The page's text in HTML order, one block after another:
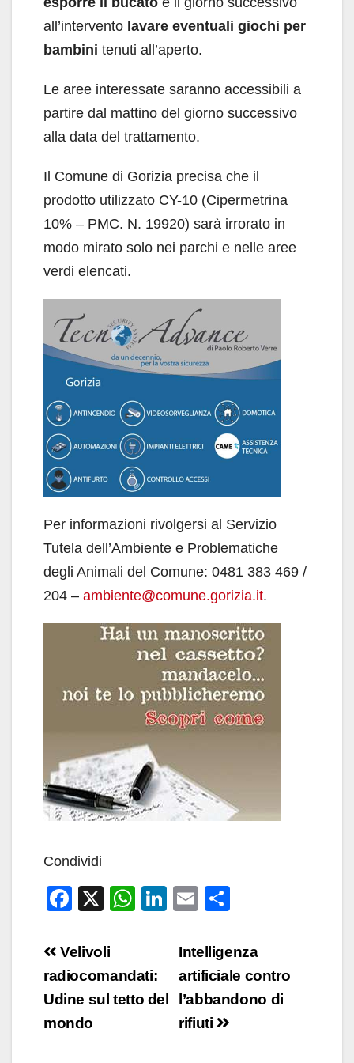
all’intervento lavare eventuali giochi per
bambini tenuti all’aperto.
Le aree interessate saranno accessibili a
partire dal mattino del giorno successivo
alla data del trattamento.
Il Comune di Gorizia precisa che il
prodotto utilizzato CY-10 (Cipermetrina
10% – PMC. N. 19920) sarà irrorato in
modo mirato solo nei parchi e nelle aree
verdi elencati.
Per informazioni rivolgersi al Servizio
Tutela dell’Ambiente e Problematiche
degli Animali del Comune: 0481 383 469 /
204 – ambiente@comune.gorizia.it.
Condividi
F
c
e
b
o
X
W
s
A
Li
e
dI
n
E
ail n
di
vi
Navigazione
articoli
Intelligenza
artificiale contro
l’abbandono di
rifiuti
Velivoli
radiocomandati:
Udine sul tetto del
mondo